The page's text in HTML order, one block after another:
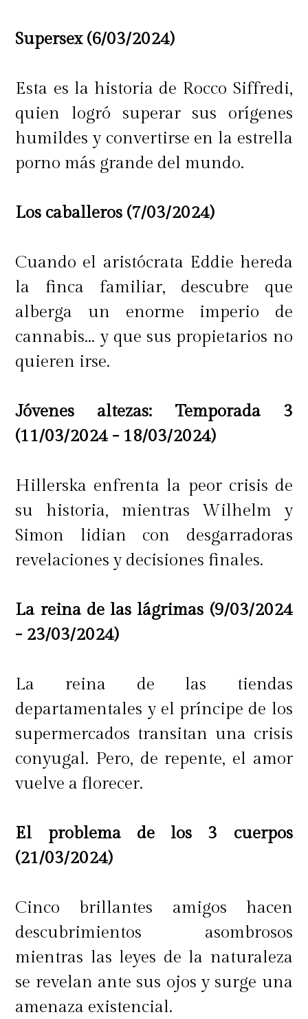
"Con ella nos queremos mucho,
somos como poto y calzón.Tenemos
un humor muy parecido, somos
muy rápidas, es una manera de
defendernos frente a la vida. Ella
yo la molesto porque la encuentro
nerd", expresó, entre risas.
"Somos ocho mujeres hablando, y
ocho mujeres a las que nos gusta
hablar.
En ese sentido, vamos a ser
capaces de sostener una buena
humor y profunda", manifestó
Josefina Velasco, sintetizando que
reírme y entregarle alegría a la
gente", cerró.
Supersex (6/03/2024)
Esta es la historia de Rocco Siffredi,
quien logró superar sus orígenes
humildes y convertirse en la estrella
porno más grande del mundo.
Los caballeros (7/03/2024)
Cuando el aristócrata Eddie hereda
la finca familiar, descubre que
alberga un enorme imperio de
cannabis... y que sus propietarios no
quieren irse.
Jóvenes altezas: Temporada 3
(11/03/2024 - 18/03/2024)
Hillerska enfrenta la peor crisis de
su historia, mientras Wilhelm y
Simon lidian con desgarradoras
revelaciones y decisiones finales.
La reina de las lágrimas (9/03/2024
- 23/03/2024)
La reina de las tiendas
departamentales y el príncipe de los
supermercados transitan una crisis
conyugal. Pero, de repente, el amor
vuelve a florecer.
El problema de los 3 cuerpos
(21/03/2024)
Cinco brillantes amigos hacen
descubrimientos asombrosos
mientras las leyes de la naturaleza
se revelan ante sus ojos y surge una
amenaza existencial.